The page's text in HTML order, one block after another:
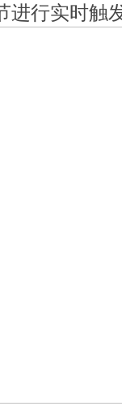
进行实时触